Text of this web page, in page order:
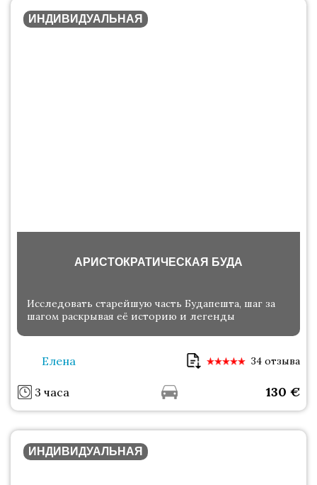
ИНДИВИДУАЛЬНАЯ
АРИСТОКРАТИЧЕСКАЯ БУДА
Исследовать старейшую часть Будапешта, шаг за
шагом раскрывая её историю и легенды
Елена 34 отзыва
3 часа 130 €
ИНДИВИДУАЛЬНАЯ